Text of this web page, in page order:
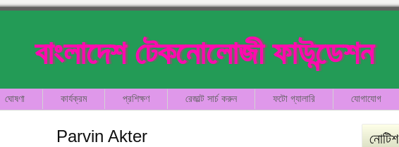
বাংলাদেশ টেকনোলোজী ফাউন্ডেশন
ঘোষণা কার্যক্রম প্রশিক্ষণ রেজাল্ট সার্চ করুন ফটো গ্যালারি যোগাযোগ
Parvin Akter নোটিশ